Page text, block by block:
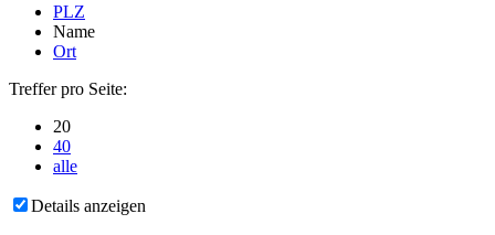
PLZ
Name
Ort
Treffer pro Seite:
20
40
alle
Details anzeigen